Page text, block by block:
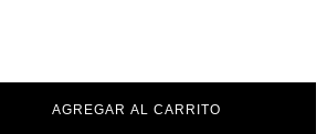
AGREGAR AL CARRITO